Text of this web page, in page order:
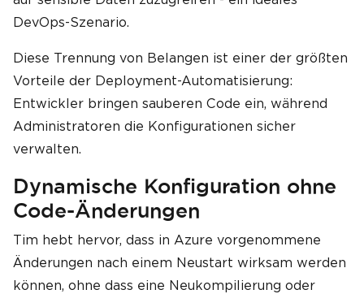
DevOps-Szenario.
Diese Trennung von Belangen ist einer der größten
Vorteile der Deployment-Automatisierung:
Entwickler bringen sauberen Code ein, während
Administratoren die Konfigurationen sicher
verwalten.
Dynamische Konfiguration ohne
Code-Änderungen
Tim hebt hervor, dass in Azure vorgenommene
Änderungen nach einem Neustart wirksam werden
können, ohne dass eine Neukompilierung oder